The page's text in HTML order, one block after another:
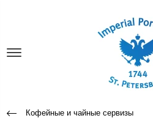
Кофейные и чайные сервизы